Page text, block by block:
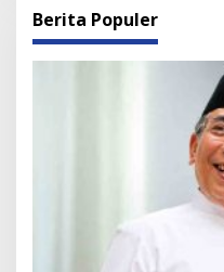
Berita Populer